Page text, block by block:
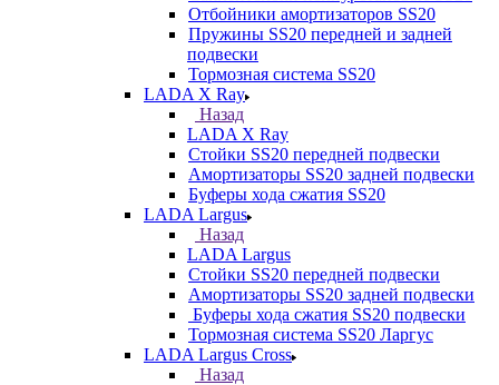
Отбойники амортизаторов SS20
Пружины SS20 передней и задней
подвески
Тормозная система SS20
LADA X Ray
Назад
LADA X Ray
Стойки SS20 передней подвески
Амортизаторы SS20 задней подвески
Буферы хода сжатия SS20
LADA Largus
Назад
LADA Largus
Стойки SS20 передней подвески
Амортизаторы SS20 задней подвески
Буферы хода сжатия SS20 подвески
Тормозная система SS20 Ларгус
LADA Largus Cross
Назад